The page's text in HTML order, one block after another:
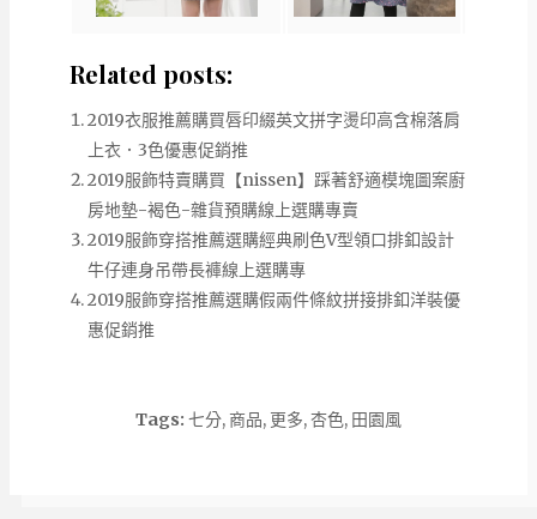
Related posts:
2019衣服推薦購買唇印綴英文拼字燙印高含棉落肩
上衣．3色優惠促銷推
2019服飾特賣購買【nissen】踩著舒適模塊圖案廚
房地墊-褐色-雜貨預購線上選購專賣
2019服飾穿搭推薦選購經典刷色V型領口排釦設計
牛仔連身吊帶長褲線上選購專
2019服飾穿搭推薦選購假兩件條紋拼接排釦洋裝優
惠促銷推
Tags: 七分, 商品, 更多,杏色, 田園風